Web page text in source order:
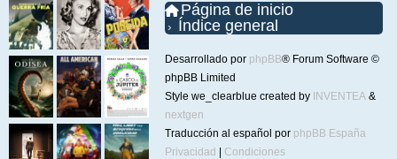
Página de inicio
Índice general
Desarrollado por phpBB® Forum Software ©
phpBB Limited
Style we_clearblue created by INVENTEA &
nextgen
Traducción al español por phpBB España
Privacidad
Condiciones